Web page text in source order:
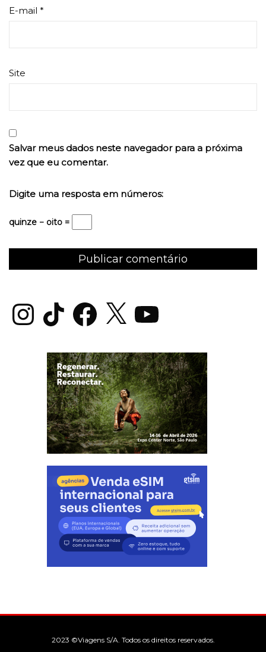
E-mail *
Site
Salvar meus dados neste navegador para a próxima
vez que eu comentar.
Digite uma resposta em números:
quinze − oito =
InstagramTikTok Facebook
X YouTube
2023 ©Viagens S/A. Todos os direitos reservados.